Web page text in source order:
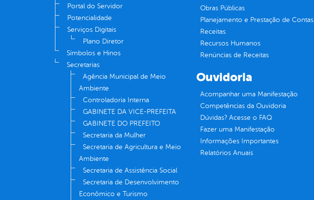
Portal do Servidor
Potencialidade
Serviços Digitais
Plano Diretor
Símbolos e Hinos
Secretarias
Agência Municipal de Meio
Ambiente
Controladoria Interna
GABINETE DA VICE-PREFEITA
GABINETE DO PREFEITO
Secretaria da Mulher
Secretaria de Agricultura e Meio
Ambiente
Secretaria de Assistência Social
Secretaria de Desenvolvimento
Econômico e Turismo
Obras Públicas
Planejamento e Prestação de Contas
Receitas
Recursos Humanos
Renúncias de Receitas
Ouvidoria
Acompanhar uma Manifestação
Competências da Ouvidoria
Dúvidas? Acesse o FAQ
Fazer uma Manifestação
Informações Importantes
Relatórios Anuais